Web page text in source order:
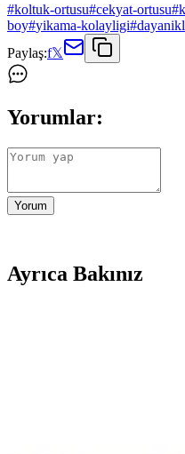
#koltuk-ortusu#cekyat-ortusu#
boy#yikama-kolayligi#
Paylaş:f𝕏
Yorumlar:
Yorum
Ayrıca Bakınız